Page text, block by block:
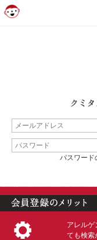
パスワード
アレルゲ
ても検索